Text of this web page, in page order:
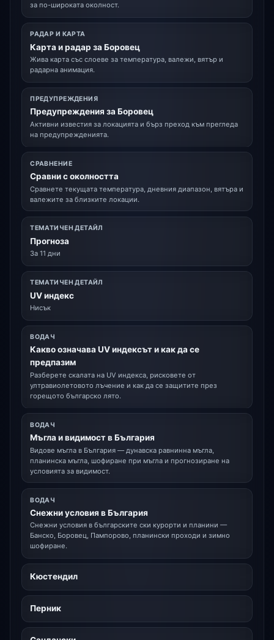
за по-широката околност.
РАДАР И КАРТА
Карта и радар за Боровец
Жива карта със слоеве за температура, валежи, вятър и
радарна анимация.
ПРЕДУПРЕЖДЕНИЯ
Предупреждения за Боровец
Активни известия за локацията и бърз преход към прегледа
на предупрежденията.
СРАВНЕНИЕ
Сравни с околността
Сравнете текущата температура, дневния диапазон, вятъра и
валежите за близките локации.
ТЕМАТИЧЕН ДЕТАЙЛ
Прогноза
За 11 дни
ТЕМАТИЧЕН ДЕТАЙЛ
UV индекс
Нисък
ВОДАЧ
Какво означава UV индексът и как да се
предпазим
Разберете скалата на UV индекса, рисковете от
ултравиолетовото лъчение и как да се защитите през
горещото българско лято.
ВОДАЧ
Мъгла и видимост в България
Видове мъгла в България — дунавска равнинна мъгла,
планинска мъгла, шофиране при мъгла и прогнозиране на
условията за видимост.
ВОДАЧ
Снежни условия в България
Снежни условия в българските ски курорти и планини —
Банско, Боровец, Пампорово, планински проходи и зимно
шофиране.
Кюстендил
Перник